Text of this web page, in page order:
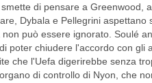
di pensare a Greenwood,
Dybala e Pellegrini aspettano
può essere ignorato. Soulé
poter chiudere l'accordo con gli
che l'Uefa digerirebbe senza
di controllo di Nyon, che